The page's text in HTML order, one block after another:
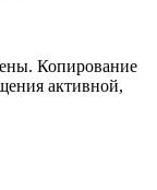
Копирование
активной,